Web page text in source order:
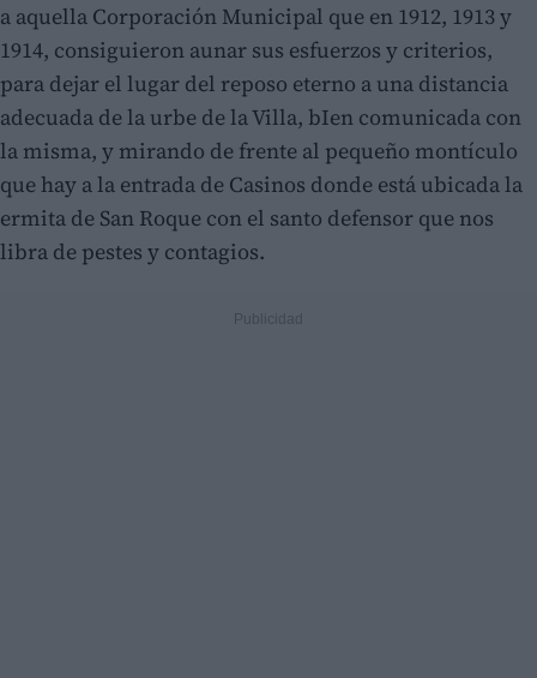
a aquella Corporación Municipal que en 1912, 1913 y
1914, consiguieron aunar sus esfuerzos y criterios,
para dejar el lugar del reposo eterno a una distancia
adecuada de la urbe de la Villa, bIen comunicada con
la misma, y mirando de frente al pequeño montículo
que hay a la entrada de Casinos donde está ubicada la
ermita de San Roque con el santo defensor que nos
libra de pestes y contagios.